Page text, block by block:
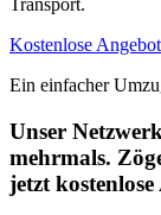
Transport.
Kostenlose
Ein einfacher
Unser
mehrmals.
jetzt